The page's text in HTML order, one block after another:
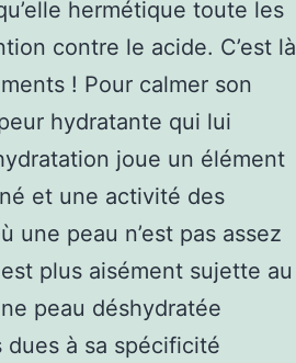
hermétique toute les
contre le acide. C’est là
! Pour calmer son
hydratante qui lui
joue un élément
et une activité des
une peau n’est pas assez
plus aisément sujette au
peau déshydratée
à sa spécificité